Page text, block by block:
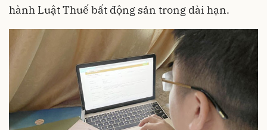
hành Luật Thuế bất động sản trong dài hạn.